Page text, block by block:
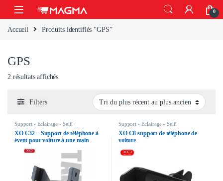
Skip to navigation
Skip to content
Open 0
Accueil Produits identifiés “GPS”
GPS
2 résultats affichésTrié du plus récent au plus ancien
Filters
Support - Eclairage - Selfi
XO C32 – Support de téléphone à
évent pour voiture à une main
Support - Eclairage - Selfi
XO C8 support de téléphone de
voiture